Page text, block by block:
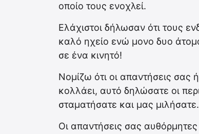
οποίο τους ενοχλεί.
Ελάχιστοι δήλωσαν ότι τους
καλό ηχείο ενώ μονο δυο
σε ένα κινητό!
Νομίζω ότι οι απαντήσεις
κολλάει, αυτό δηλώσατε οι
σταματήσατε και μας μιλήσατε.
Οι απαντήσεις σας